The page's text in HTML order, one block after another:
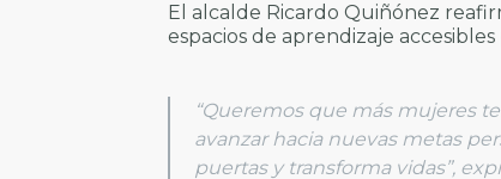
El alcalde Ricardo Quiñónez
espacios de aprendizaje
“Queremos que más mujeres
avanzar hacia nuevas metas
puertas y transforma vidas”,